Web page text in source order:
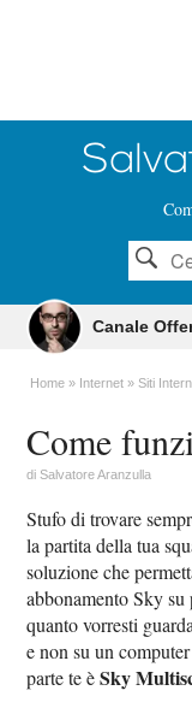
Canale
Home Internet Siti
Come
diSalvatore Aranzulla
Stufo di trovare
la partita della tua
soluzione che
abbonamento Sky
quanto vorresti
e non su un
parte te èSky